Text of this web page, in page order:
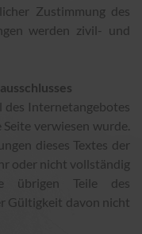
Zustimmung des
werden zivil- und
des Internetangebotes
verwiesen wurde.
dieses Textes der
oder nicht vollständig
übrigen Teile des
Gültigkeit davon nicht